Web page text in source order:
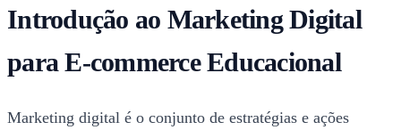
Introdução ao Marketing Digital
para E-commerce Educacional
Marketing digital é o conjunto de estratégias e ações